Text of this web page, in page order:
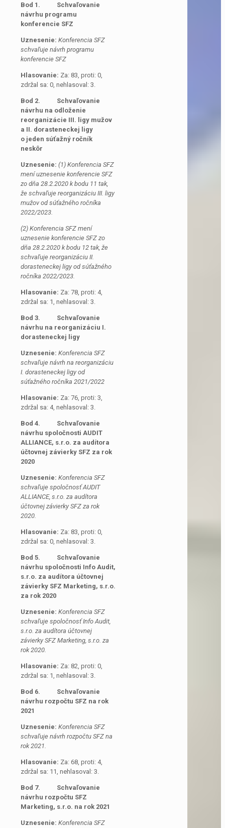
Bod 1.
Schvaľovanie
návrhu programu
konferencie SFZ
Uznesenie: Konferencia SFZ
schvaľuje návrh programu
konferencie SFZ
Hlasovanie: Za: 83, proti: 0,
zdržal sa: 0, nehlasoval: 3.
Bod 2. Schvaľovanie
návrhu na odloženie
reorganizácie III. ligy mužov
a II. dorasteneckej ligy
o jeden súťažný ročník
neskôr
Uznesenie: (1) Konferencia SFZ
mení uznesenie konferencie SFZ
zo dňa 28.2.2020 k bodu 11 tak,
že schvaľuje reorganizáciu III. ligy
mužov od súťažného ročníka
2022/2023.
(2) Konferencia SFZ mení
uznesenie konferencie SFZ zo
dňa 28.2.2020 k bodu 12 tak, že
schvaľuje reorganizáciu II.
dorasteneckej ligy od súťažného
ročníka 2022/2023.
Hlasovanie: Za: 78, proti: 4,
zdržal sa: 1, nehlasoval: 3.
Bod 3. Schvaľovanie
návrhu na reorganizáciu I.
dorasteneckej ligy
Uznesenie: Konferencia SFZ
schvaľuje návrh na reorganizáciu
I. dorasteneckej ligy od
súťažného ročníka 2021/2022
Hlasovanie: Za: 76, proti: 3,
zdržal sa: 4, nehlasoval: 3.
Bod 4.
Schvaľovanie
návrhu spoločnosti AUDIT
ALLIANCE, s.r.o. za audítora
účtovnej závierky SFZ za rok
2020
Uznesenie: Konferencia SFZ
schvaľuje spoločnosť AUDIT
ALLIANCE, s.r.o. za audítora
účtovnej závierky SFZ za rok
2020.
Hlasovanie: Za: 83, proti: 0,
zdržal sa: 0, nehlasoval: 3.
Bod 5.
Schvaľovanie
návrhu spoločnosti Info Audit,
s.r.o. za audítora účtovnej
závierky SFZ Marketing, s.r.o.
za rok 2020
Uznesenie: Konferencia SFZ
schvaľuje spoločnosť Info Audit,
s.r.o. za audítora účtovnej
závierky SFZ Marketing, s.r.o. za
rok 2020.
Hlasovanie: Za: 82, proti: 0,
zdržal sa: 1, nehlasoval: 3.
Bod 6. Schvaľovanie
návrhu rozpočtu SFZ na rok
2021
Uznesenie: Konferencia SFZ
schvaľuje návrh rozpočtu SFZ na
rok 2021.
Hlasovanie: Za: 68, proti: 4,
zdržal sa: 11, nehlasoval: 3.
Bod 7. Schvaľovanie
návrhu rozpočtu SFZ
Marketing, s.r.o. na rok 2021
Uznesenie: Konferencia SFZ